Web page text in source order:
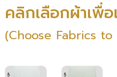
คลิกเลือกผ้าเพื่
(Choose Fabrics to